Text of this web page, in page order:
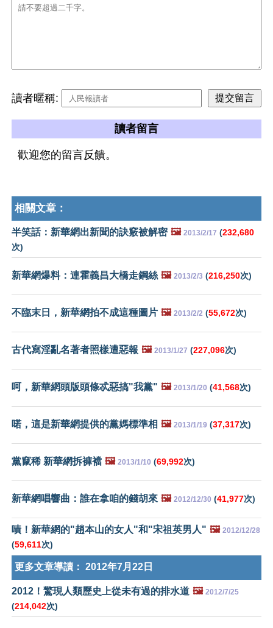
讀者暱稱:
讀者留言
歡迎您的留言反饋。
相關文章：
半笑話：新華網出新聞的訣竅被解密 🖼️ 2013/2/17 (232,680
次)
新華網爆料：連霍義昌大橋走鋼絲 🖼️ 2013/2/3 (216,250次)
不臨末日，新華網拍不成這種圖片 🖼️ 2013/2/2 (55,672次)
古代寫淫亂名著者照樣遭惡報 🖼️ 2013/1/27 (227,096次)
呵，新華網頭版頭條忒惡搞"我黨" 🖼️ 2013/1/20 (41,568次)
喏，這是新華網提供的黨媽標準相 🖼️ 2013/1/19 (37,317次)
黨竄稀 新華網拆褲襠 🖼️ 2013/1/10 (69,992次)
新華網唱響曲：誰在拿咱的錢胡來 🖼️ 2012/12/30 (41,977次)
嘖！新華網的"趙本山的女人"和"宋祖英男人" 🖼️ 2012/12/28
(59,611次)
更多文章導讀： 2012年7月22日
2012！驚現人類歷史上從未有過的排水道 🖼️ 2012/7/25
(214,042次)